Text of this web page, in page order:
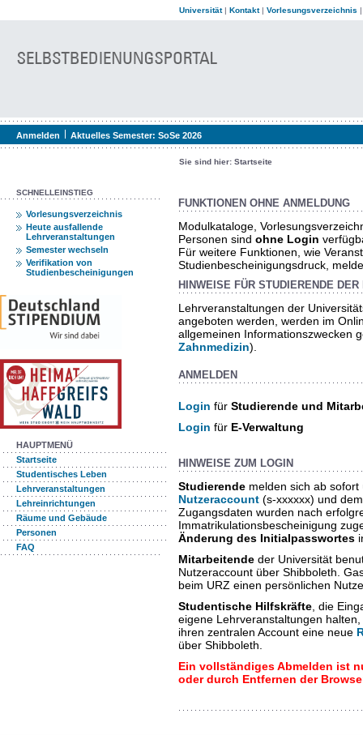
Universität| Kontakt| Vorlesungsverzeichnis
Anmelden Aktuelles Semester: SoSe 2026
Sie sind hier: Startseite
SCHNELLEINSTIEG
Vorlesungsverzeichnis
Heute ausfallende
Lehrveranstaltungen
Semester wechseln
Verifikation von
Studienbescheinigungen
HAUPTMENÜ
Startseite
Studentisches Leben
Lehrveranstaltungen
Lehreinrichtungen
Räume und Gebäude
Personen
FAQ
FUNKTIONEN OHNE ANMELDUNG
Modulkataloge,
Personen sind ohne Login
Für weitere Funktionen, wie
Studienbescheinigungsdruck,
HINWEISE FÜR STUDIERENDE DER
Lehrveranstaltungen der
angeboten werden, werden im
allgemeinen Informationszwecken
Zahnmedizin).
ANMELDEN
Login für Studierende und
Login für E-Verwaltung
HINWEISE ZUM LOGIN
Studierende melden sich ab
Nutzeraccount (s-xxxxxx) und
Zugangsdaten wurden nach
Immatrikulationsbescheinigung
Änderung des Initialpasswortes
Mitarbeitende der Universität
Nutzeraccount über Shibboleth.
beim URZ einen persönlichen
Studentische Hilfskräfte , die
eigene Lehrveranstaltungen
ihren zentralen Account eine neue
über Shibboleth.
Ein vollständiges Abmelden ist
oder durch Entfernen der